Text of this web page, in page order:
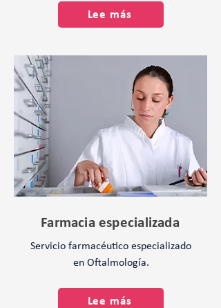
Lee más
Farmacia especializada
Servicio farmacéutico especializado
en Oftalmología.
Lee más